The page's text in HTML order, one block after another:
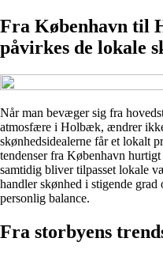
Fra København til
påvirkes de lokale
Når man bevæger sig fra
atmosfære i Holbæk, ændrer
skønhedsidealerne får et lokalt
tendenser fra København
samtidig bliver tilpasset lokale
handler skønhed i stigende
personlig balance.
Fra storbyens